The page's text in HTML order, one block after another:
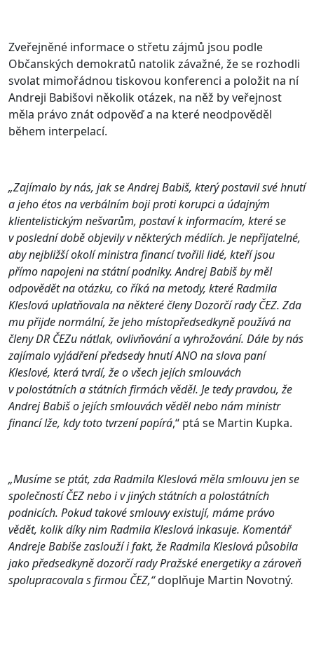
Zveřejněné informace o střetu zájmů jsou podle
Občanských demokratů natolik závažné, že se rozhodli
svolat mimořádnou tiskovou konferenci a položit na ní
Andreji Babišovi několik otázek, na něž by veřejnost
měla právo znát odpověď a na které neodpověděl
během interpelací.
„Zajímalo by nás, jak se Andrej Babiš, který postavil své hnutí
a jeho étos na verbálním boji proti korupci a údajným
klientelistickým nešvarům, postaví k informacím, které se
v poslední době objevily v některých médiích. Je nepřijatelné,
aby nejbližší okolí ministra financí tvořili lidé, kteří jsou
přímo napojeni na státní podniky. Andrej Babiš by měl
odpovědět na otázku, co říká na metody, které Radmila
Kleslová uplatňovala na některé členy Dozorčí rady ČEZ. Zda
mu přijde normální, že jeho místopředsedkyně používá na
členy DR ČEZu nátlak, ovlivňování a vyhrožování. Dále by nás
zajímalo vyjádření předsedy hnutí ANO na slova paní
Kleslové, která tvrdí, že o všech jejích smlouvách
v polostátních a státních firmách věděl. Je tedy pravdou, že
Andrej Babiš o jejích smlouvách věděl nebo nám ministr
financí lže, kdy toto tvrzení popírá,“ ptá se Martin Kupka.
„Musíme se ptát, zda Radmila Kleslová měla smlouvu jen se
společností ČEZ nebo i v jiných státních a polostátních
podnicích. Pokud takové smlouvy existují, máme právo
vědět, kolik díky nim Radmila Kleslová inkasuje. Komentář
Andreje Babiše zaslouží i fakt, že Radmila Kleslová působila
jako předsedkyně dozorčí rady Pražské energetiky a zároveň
spolupracovala s firmou ČEZ,“doplňuje Martin Novotný.